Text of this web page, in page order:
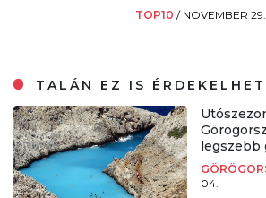
TOP10 / NOVEMBER 29.
TALÁN EZ IS ÉRDEKELHET
legszebb
04.